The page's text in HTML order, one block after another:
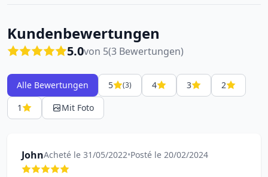
Kundenbewertungen
5.0von 5(3 Bewertungen)
Alle Bewertungen 5 (3) 4 3
2
1
Mit Foto
JohnAcheté le 31/05/2022•Posté le 20/02/2024